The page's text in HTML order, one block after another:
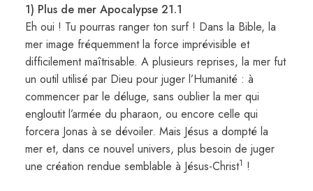
1) Plus de mer Apocalypse 21.1
Eh oui ! Tu pourras ranger ton surf ! Dans la Bible, la
mer image fréquemment la force imprévisible et
difficilement maîtrisable. A plusieurs reprises, la mer fut
un outil utilisé par Dieu pour juger l’Humanité : à
commencer par le déluge, sans oublier la mer qui
engloutit l’armée du pharaon, ou encore celle qui
forcera Jonas à se dévoiler. Mais Jésus a dompté la
mer et, dans ce nouvel univers, plus besoin de juger
une création rendue semblable à Jésus-Christ1 !